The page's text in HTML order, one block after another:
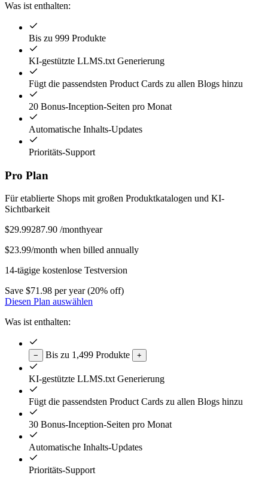
Was ist enthalten:
Bis zu 999 Produkte
KI-gestützte LLMS.txt Generierung
Fügt die passendsten Product Cards zu allen Blogs hinzu
20 Bonus-Inception-Seiten pro Monat
Automatische Inhalts-Updates
Prioritäts-Support
Pro Plan
Für etablierte Shops mit großen Produktkatalogen und KI-
Sichtbarkeit
$29.99287.90 /monthyear
$23.99/month when billed annually
14-tägige kostenlose Testversion
Save $71.98 per year (20% off)
Diesen Plan auswählen
Was ist enthalten:
− Bis zu 1,499 Produkte +
KI-gestützte LLMS.txt Generierung
Fügt die passendsten Product Cards zu allen Blogs hinzu
30 Bonus-Inception-Seiten pro Monat
Automatische Inhalts-Updates
Prioritäts-Support